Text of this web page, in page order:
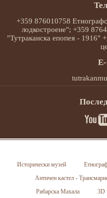
+359 876010758
лодкостроене"; +359
"Тутраканска епопея -
Исторически музей
Античен кастел -
Рибарска Махала
3D